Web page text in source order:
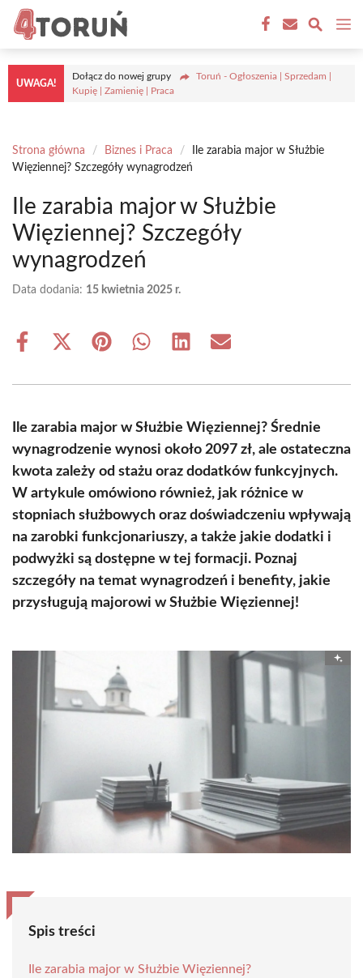
Przejdź
treści
UWAGA!
Dołącz do nowej grupy
Toruń - Ogłoszenia | Sprzedam |
Kupię | Zamienię | Praca
Strona główna / Biznes i Praca /
Ile zarabia major w Służbie
Więziennej? Szczegóły wynagrodzeń
Ile zarabia major w Służbie
Więziennej? Szczegóły
wynagrodzeń
Data dodania: 15 kwietnia 2025 r.
Share
Share
(Twitter)
Share Share Share Share
Ile zarabia major w Służbie Więziennej? Średnie
wynagrodzenie wynosi około 2097 zł, ale ostateczna
kwota zależy od stażu oraz dodatków funkcyjnych.
W artykule omówiono również, jak różnice w
stopniach służbowych oraz doświadczeniu wpływają
na zarobki funkcjonariuszy, a także jakie dodatki i
podwyżki są dostępne w tej formacji. Poznaj
szczegóły na temat wynagrodzeń i benefity, jakie
przysługują majorowi w Służbie Więziennej!
Spis treści
Ile zarabia major w Służbie Więziennej?